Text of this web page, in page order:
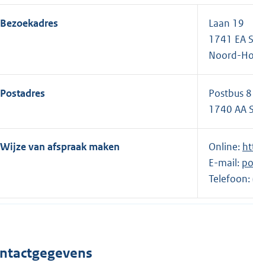
Bezoekadres
Laan 19
1741 EA
Noord-
Postadres
Postbus 8
1740 AA
Wijze van afspraak maken Online: E
x
t
e
E-mail:
Telefoon: